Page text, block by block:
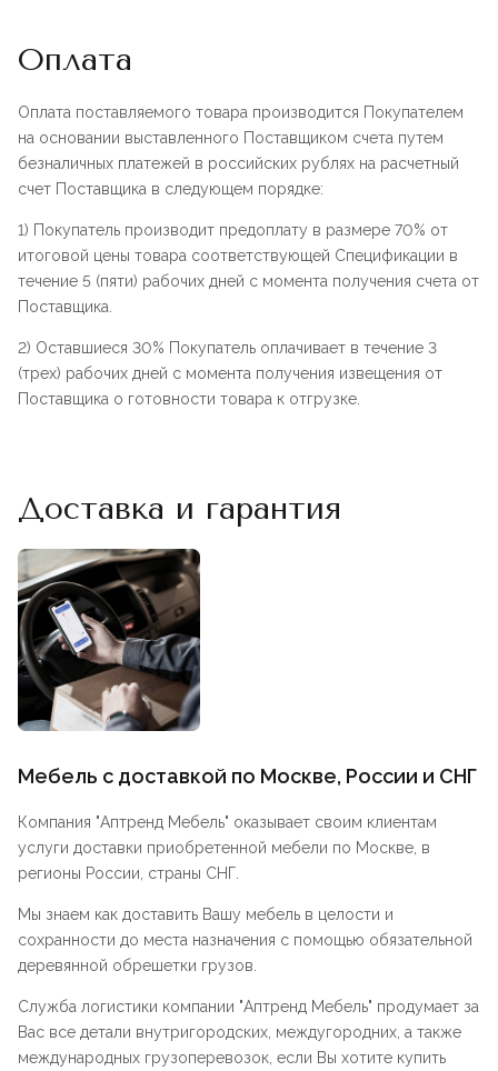
Оплата
Оплата поставляемого товара производится Покупателем
на основании выставленного Поставщиком счета путем
безналичных платежей в российских рублях на расчетный
счет Поставщика в следующем порядке:
1) Покупатель производит предоплату в размере 70% от
итоговой цены товара соответствующей Спецификации в
течение 5 (пяти) рабочих дней с момента получения счета от
Поставщика.
2) Оставшиеся 30% Покупатель оплачивает в течение 3
(трех) рабочих дней с момента получения извещения от
Поставщика о готовности товара к отгрузке.
Доставка и гарантия
Мебель с доставкой по Москве, России и СНГ
Компания "Аптренд Мебель" оказывает своим клиентам
услуги доставки приобретенной мебели по Москве, в
регионы России, страны СНГ.
Мы знаем как доставить Вашу мебель в целости и
сохранности до места назначения с помощью обязательной
деревянной обрешетки грузов.
Служба логистики компании "Аптренд Мебель" продумает за
Вас все детали внутригородских, междугородних, а также
международных грузоперевозок, если Вы хотите купить